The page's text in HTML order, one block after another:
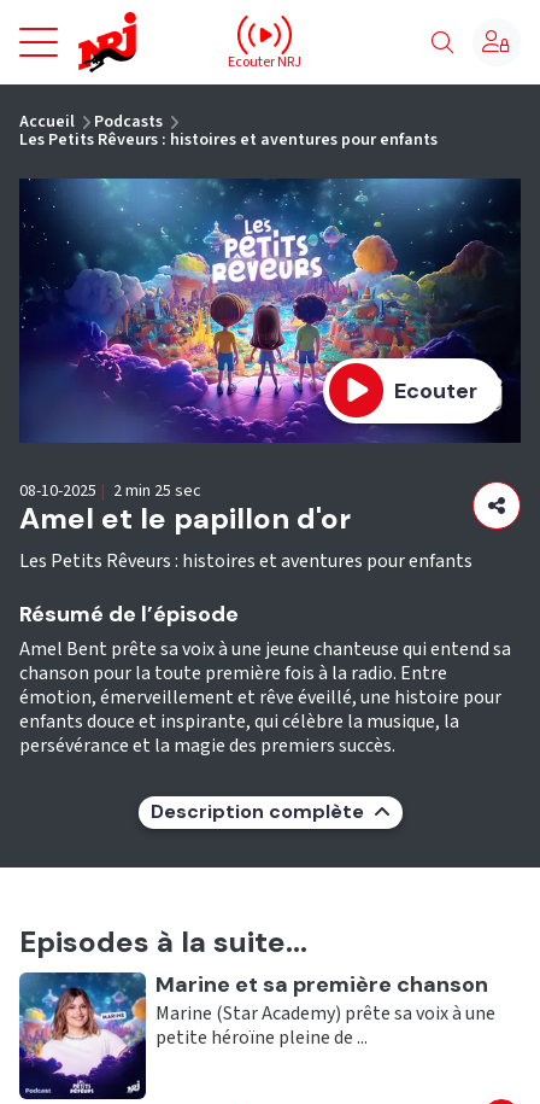
NRJ - Accueil
Ecouter NRJ
Accueil Podcasts
Les Petits Rêveurs : histoires et aventures pour enfants
Ecouter
Amel et le papillon d'or
Les Petits Rêveurs : histoires et aventures pour enfants
08-10-2025 | 2 min 25 sec
Résumé de l’épisode
Amel Bent prête sa voix à une jeune chanteuse qui entend sa
chanson pour la toute première fois à la radio. Entre
émotion, émerveillement et rêve éveillé, une histoire pour
enfants douce et inspirante, qui célèbre la musique, la
persévérance et la magie des premiers succès.
Description complète
Episodes à la suite...
Ecouter
Marine et sa première chanson
Marine (Star Academy) prête sa voix à une
petite héroïne pleine de ...